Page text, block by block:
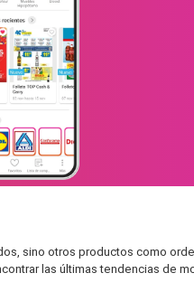
sino otros productos como
las últimas tendencias de